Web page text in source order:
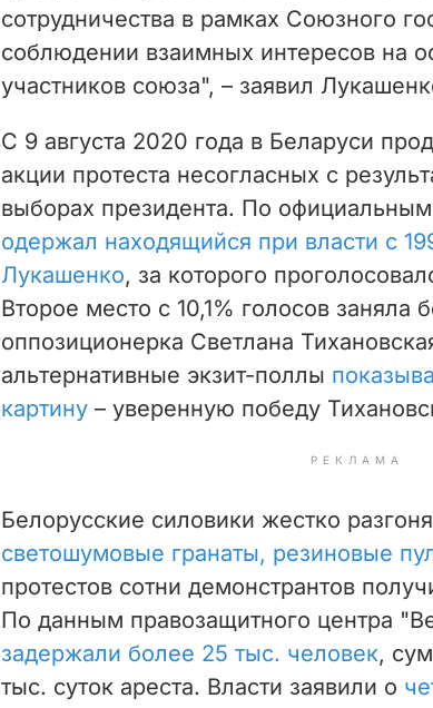
сотрудничества в рамках Союзного
соблюдении взаимных интересов на
участников союза", – заявил
С 9 августа 2020 года в Беларуси
акции протеста несогласных с
выборах президента. По
одержал находящийся при власти с
Лукашенко, за которого
Второе место с 10,1% голосов заняла
оппозиционерка Светлана
альтернативные экзит-поллы
картину – уверенную победу
РЕКЛАМА
Белорусские силовики жестко
светошумовые гранаты, резиновые
протестов сотни демонстрантов
По данным правозащитного центра
задержали более 25 тыс. человек,
тыс. суток ареста. Власти заявили о